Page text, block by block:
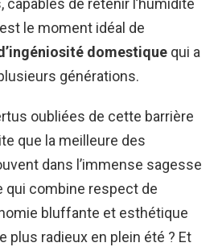
le moment idéal de
domestique qui a
générations.
oubliées de cette barrière
que la meilleure des
dans l’immense sagesse
qui combine respect de
bluffante et esthétique
plus radieux en plein été ? Et